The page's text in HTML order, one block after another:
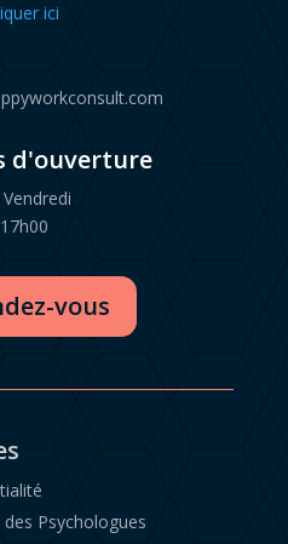
ici
d'ouverture
vous
Psychologues